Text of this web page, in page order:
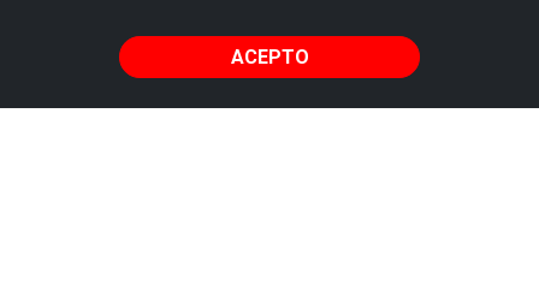
ACEPTO